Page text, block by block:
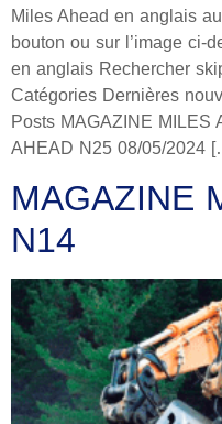
Miles Ahead en anglais
bouton ou sur l’image ci-
en anglais Rechercher
Catégories Dernières
Posts MAGAZINE MILES
AHEAD N25 08/05/2024
MAGAZINE
N14